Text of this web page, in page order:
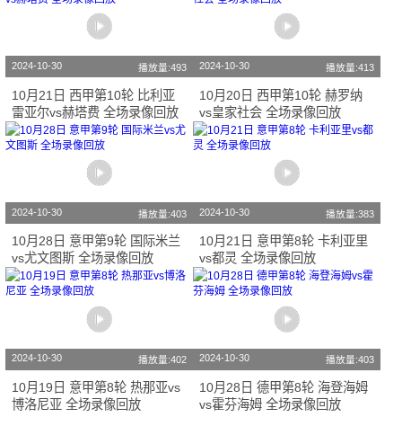
2024-10-30 播放量:493
10月21日 西甲第10轮 比利亚
雷亚尔vs赫塔费 全场录像回放
2024-10-30 播放量:413
10月20日 西甲第10轮 赫罗纳
vs皇家社会 全场录像回放
2024-10-30 播放量:403
10月28日 意甲第9轮 国际米兰
vs尤文图斯 全场录像回放
2024-10-30 播放量:383
10月21日 意甲第8轮 卡利亚里
vs都灵 全场录像回放
2024-10-30 播放量:402
10月19日 意甲第8轮 热那亚vs
博洛尼亚 全场录像回放
2024-10-30 播放量:403
10月28日 德甲第8轮 海登海姆
vs霍芬海姆 全场录像回放